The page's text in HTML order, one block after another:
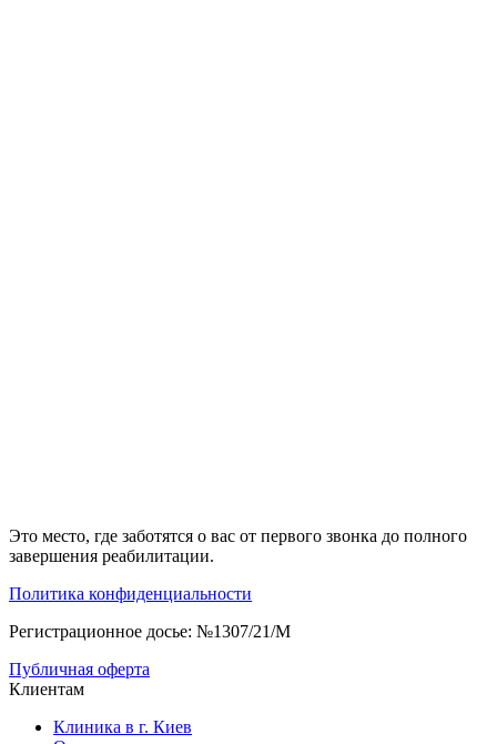
Это место, где заботятся о вас от первого звонка до полного
завершения реабилитации.
Политика конфиденциальности
Регистрационное досье: №1307/21/M
Публичная оферта
Клиентам
Клиника в г. Киев